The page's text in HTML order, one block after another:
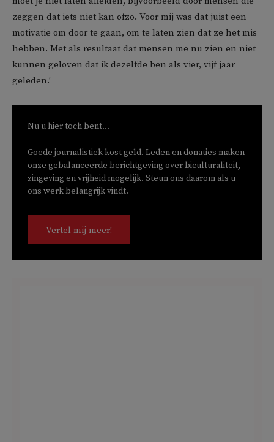
zeggen dat iets niet kan ofzo. Voor mij was dat juist een
motivatie om door te gaan, om te laten zien dat ze het mis
hebben. Met als resultaat dat mensen me nu zien en niet
kunnen geloven dat ik dezelfde ben als vier, vijf jaar
geleden.’
Nu u hier toch bent...
Goede journalistiek kost geld. Leden en donaties maken
onze gebalanceerde berichtgeving over biculturaliteit,
zingeving en vrijheid mogelijk. Steun ons daarom als u
ons werk belangrijk vindt.
Vertel mij meer!